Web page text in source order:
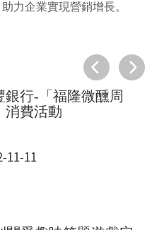
力企業實現營銷增長。
銀行-「福隆微醺周
消費活動
11-11